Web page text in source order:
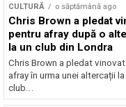
CULTURĂ o săptămână ago
Chris Brown a pledat
pentru afray după o
la un club din Londra
Chris Brown a pledat
afray în urma unei altercații la
club...